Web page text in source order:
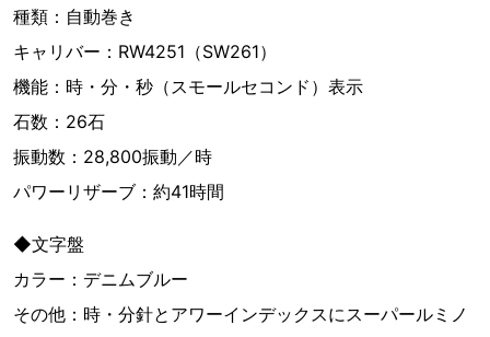
種類：自動巻き
キャリバー：RW4251（SW261）
機能：時・分・秒（スモールセコンド）表示
石数：26石
振動数：28,800振動／時
パワーリザーブ：約41時間
◆文字盤
カラー：デニムブルー
その他：時・分針とアワーインデックスにスーパールミノ